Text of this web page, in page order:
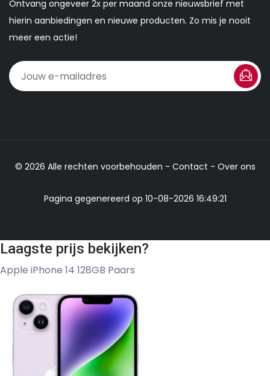
Ontvang ongeveer 2x per maand onze nieuwsbrief met
hierin aanbiedingen en nieuwe producten. Zo mis je nooit
meer een actie!
© 2026 Alle rechten voorbehouden - Contact - Over ons
Pagina gegenereerd op 10-08-2026 16:49:21
Laagste prijs bekijken?
Apple iPhone 14 128GB Paars